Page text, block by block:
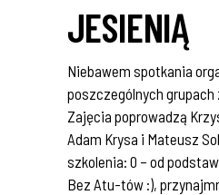
JESIENIĄ
Niebawem spotkania
poszczególnych
Zajęcia poprowadzą
Adam Krysa i Mateusz
szkolenia: 0 – od
Bez Atu-tów :),